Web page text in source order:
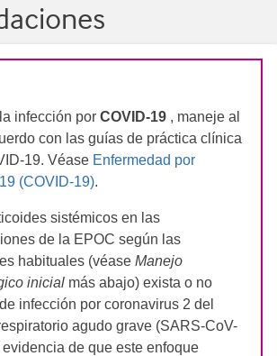
infección por COVID-19 , maneje al
con las guías de práctica clínica
19. Véase Enfermedad por
(COVID-19).
sistémicos en las
de la EPOC según las
habituales (véase Manejo
inicial más abajo) exista o no
infección por coronavirus 2 del
agudo grave (SARS-CoV-
evidencia de que este enfoque